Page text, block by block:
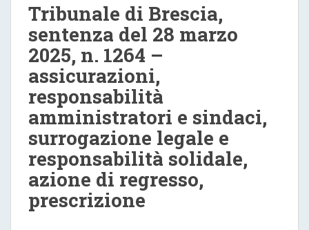
Tribunale di Brescia,
sentenza del 28 marzo
2025, n. 1264 –
assicurazioni,
responsabilità
amministratori e sindaci,
surrogazione legale e
responsabilità solidale,
azione di regresso,
prescrizione